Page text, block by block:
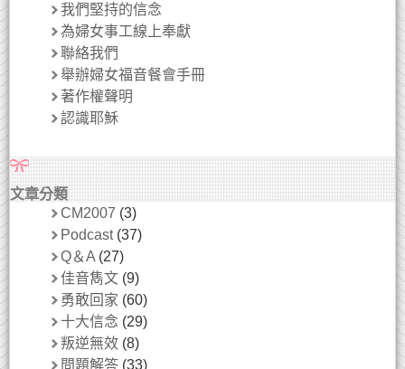
我們堅持的信念
為婦女事工線上奉獻
聯絡我們
舉辦婦女福音餐會手冊
著作權聲明
認識耶穌
文章分類
CM2007 (3)
Podcast(37)
Q＆A (27)
佳音雋文 (9)
勇敢回家 (60)
十大信念 (29)
叛逆無效 (8)
問題解答 (33)